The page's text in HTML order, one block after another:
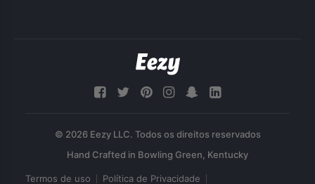
© 2026 Eezy LLC. Todos os direitos reservados
Termos de uso Política de Privacidade